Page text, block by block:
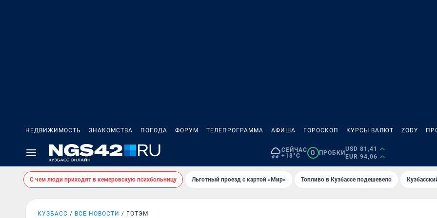
НЕДВИЖИМОСТЬ ЗНАКОМСТВА ПОГОДА ФОРУМ ТЕЛЕПРОГРАММА АФИША ГОРОСКОП КУРСЫ ВАЛЮТ ZODY
СЕЙЧАС
+18°C
0 ПРОБКИ
USD 81,41
EUR 94,06
С чем люди приходят в кемеровскую психбольницу Льготный проезд с картой «Мир» Топливо в Кузбассе подешевело
КУЗБАСС ВСЕ НОВОСТИ ГОТЭМ